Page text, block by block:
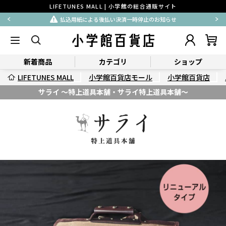
LIFETUNES MALL | 小学館の総合通販サイト
払込用紙による後払い決済一時停止のお知らせ
新着商品 カテゴリ
ショップ
LIFETUNES MALL
小学館百貨店モール 小学館百貨店
サライ ～特上道具本舗・サライ特上道具本舗～